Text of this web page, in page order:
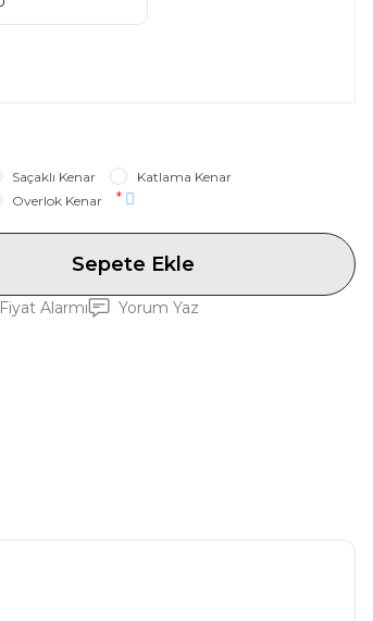
Saçaklı Kenar
Katlama Kenar
Overlok Kenar
*
Sepete Ekle
Fiyat Alarmı Yorum Yaz